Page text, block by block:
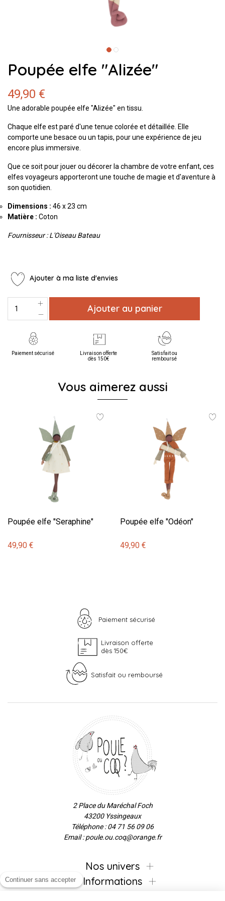
Poupée elfe "Alizée"
49,90 €
Une adorable poupée elfe "Alizée" en tissu.
Chaque elfe est paré d'une tenue colorée et détaillée. Elle
comporte une besace ou un tapis, pour une expérience de jeu
encore plus immersive.
Que ce soit pour jouer ou décorer la chambre de votre enfant, ces
elfes voyageurs apporteront une touche de magie et d'aventure à
son quotidien.
Dimensions : 46 x 23 cm
Matière : Coton
Fournisseur : L'Oiseau Bateau
Ajouter à ma liste d'envies
Ajouter au panier
Paiement sécurisé
Livraison offerte
dès 150€
Satisfait ou
remboursé
Vous aimerez aussi
Poupée elfe "Seraphine"
49,90 €
Poupée elfe "Odéon"
49,90 €
Paiement sécurisé
Livraison offerte
dès 150€
Satisfait ou remboursé
2 Place du Maréchal Foch
43200 Yssingeaux
Téléphone : 04 71 56 09 06
Email : poule.ou.coq@orange.fr
Nos univers
Informations
Continuer sans accepter